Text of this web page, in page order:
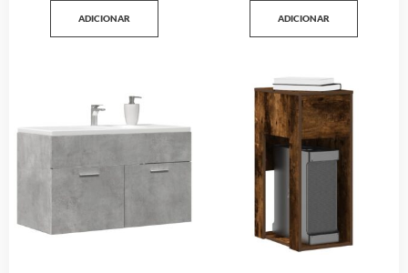
ADICIONAR ADICIONAR